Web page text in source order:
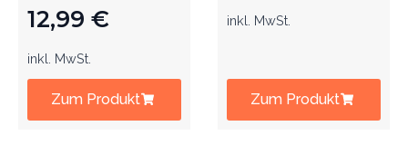
12,99 €
inkl. MwSt.
Zum Produkt
inkl. MwSt.
Zum Produkt